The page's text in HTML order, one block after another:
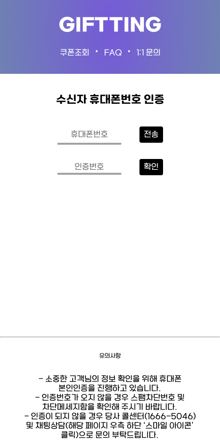
GIFTTING
쿠폰조회 • FAQ • 1:1 문의
수신자 휴대폰번호 인증
전송
확인
유의사항
- 소중한 고객님의 정보 확인을 위해 휴대폰
본인인증을 진행하고 있습니다.
- 인증번호가 오지 않을 경우 스팸차단번호 및
차단메세지함을 확인해 주시기 바랍니다.
- 인증이 되지 않을 경우 당사 콜센터(1666-5046)
및 채팅상담(해당 페이지 우측 하단 ‘스마일 아이콘’
클릭)으로 문의 부탁드립니다.